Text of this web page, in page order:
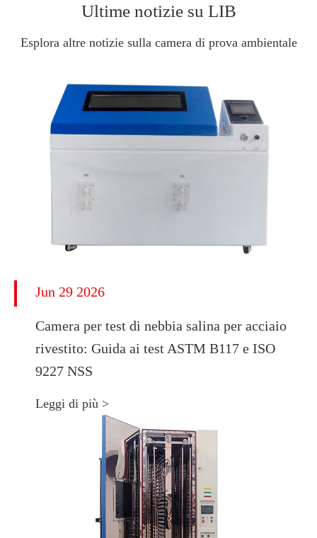
Ultime notizie su LIB
Esplora altre notizie sulla camera di prova ambientale
Jun 29 2026
Camera per test di nebbia salina per acciaio
rivestito: Guida ai test ASTM B117 e ISO
9227 NSS
Leggi di più >